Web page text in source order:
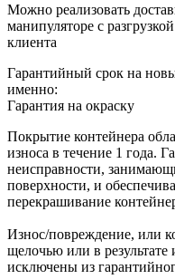
Можно реализовать
манипуляторе с
клиента
Гарантийный срок на
именно:
Гарантия на окраску
Покрытие контейнера
износа в течение 1 года.
неисправности,
поверхности, и
перекрашивание
Износ/повреждение, или
щелочью или в результате
исключены из